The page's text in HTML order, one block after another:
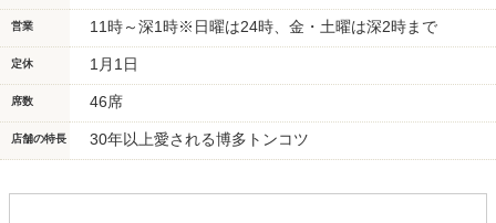
営業 11時～深1時※日曜は24時、金・土曜は深2時まで
定休 1月1日
席数 46席
店舗の特長 30年以上愛される博多トンコツ